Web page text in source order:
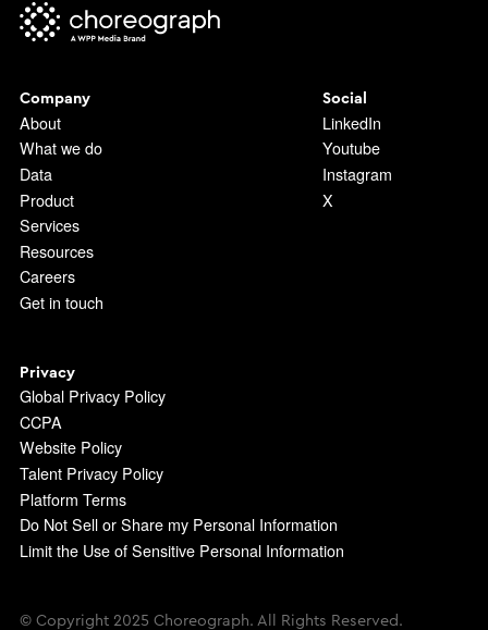
Company
About
What we do
Data
Product
Services
Resources
Careers
Get in touch
Social
LinkedIn
Youtube
Instagram
X
Privacy
Global Privacy Policy
CCPA
Website Policy
Talent Privacy Policy
Platform Terms
Do Not Sell or Share my Personal Information
Limit the Use of Sensitive Personal Information
© Copyright 2025 Choreograph. All Rights Reserved.